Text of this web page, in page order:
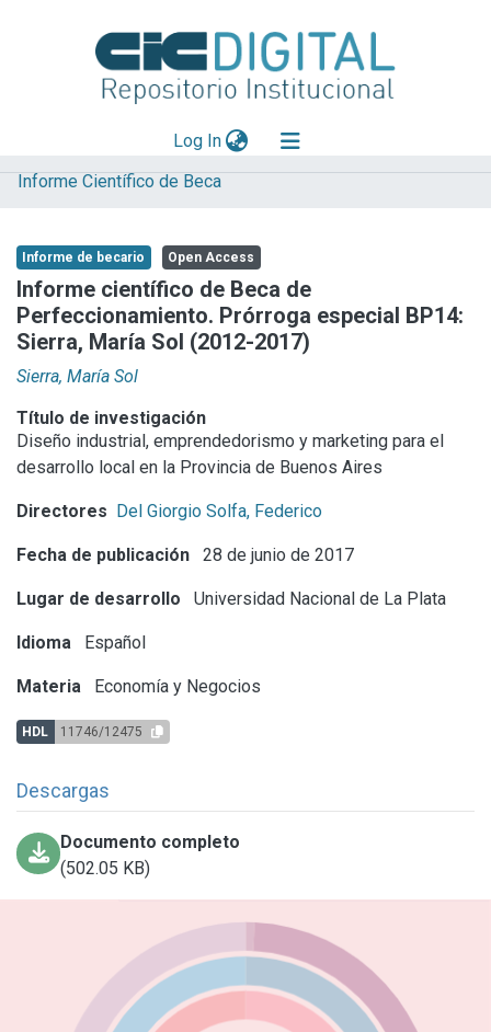
Log In(current)
Explorar
Aportar material
Statistics
Informe Científico de Beca
Informe de becario Open Access
Informe científico de Beca de
Perfeccionamiento. Prórroga especial BP14:
Sierra, María Sol (2012-2017)
Sierra, María Sol
Título de investigación
Diseño industrial, emprendedorismo y marketing para el
desarrollo local en la Provincia de Buenos Aires
Directores Del Giorgio Solfa, Federico
Fecha de publicación 28 de junio de 2017
Lugar de desarrollo Universidad Nacional de La Plata
Idioma Español
Materia Economía y Negocios
HDL 11746/12475
Descargas
Documento completo
(502.05 KB)